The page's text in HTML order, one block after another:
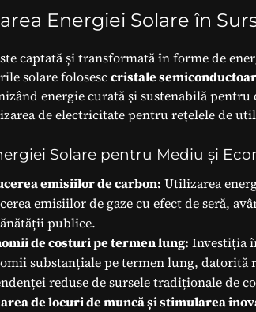
Energiei Solare în
captată și transformată în forme de
solare folosesccristale
energie curată și sustenabilă pentru
de electricitate pentru rețelele de
Solare pentru Mediu și
emisiilor de carbon: Utilizarea
emisiilor de gaze cu efect de seră,
publice.
de costuri pe termen lung: Investiția
substanțiale pe termen lung, datorită
reduse de sursele tradiționale de
de locuri de muncă și stimularea